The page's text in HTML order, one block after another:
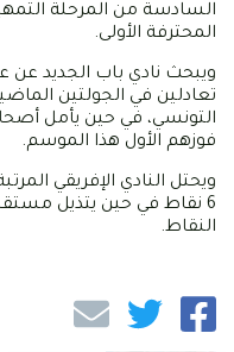
السادسة من المرحلة
المحترفة الأولى.
ويبحث نادي باب الجديد عن
تعادلين في الجولتين
التونسي، في حين يأمل
فوزهم الأول هذا الموسم.
ويحتل النادي الإفريقي
6 نقاط في حين يتذيل
النقاط.